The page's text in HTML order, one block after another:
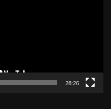
28:26